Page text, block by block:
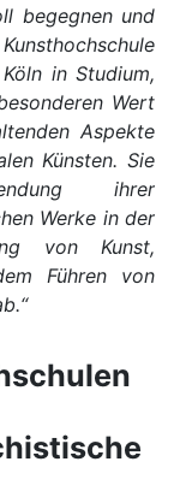
begegnen und
in Studium,
Wert
Aspekte
Künsten. Sie
ihrer
Werke in der
von Kunst,
Führen von